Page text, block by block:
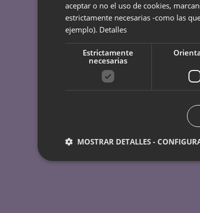
aceptar o no el uso de cookies,
estrictamente necesarias -como las
ejemplo). Detalles
Estrictamente
necesarias
MOSTRAR DETALLES -